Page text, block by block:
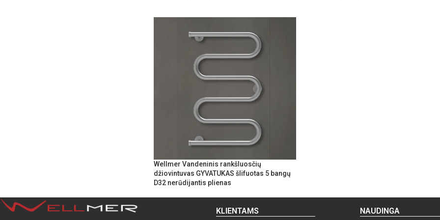
Wellmer Vandeninis rankšluosčių
džiovintuvas GYVATUKAS šlifuotas 5 bangų
D32 nerūdijantis plienas
KLIENTAMS NAUDINGA